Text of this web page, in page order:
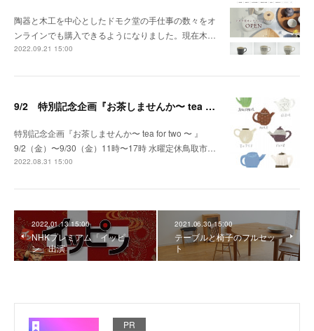
陶器と木工を中心としたドモク堂の手仕事の数々をオ
ンラインでも購入できるようになりました。現在木…
2022.09.21 15:00
9/2 特別記念企画『お茶しませんか〜 tea for two 〜 』
特別記念企画『お茶しませんか〜 tea for two 〜 』
9/2（金）〜9/30（金）11時〜17時 水曜定休鳥取市…
2022.08.31 15:00
2022.01.13 15:00
NHKプレミアム「イッピ
ン」出演
2021.06.30 15:00
テーブルと椅子のフルセッ
ト
PR